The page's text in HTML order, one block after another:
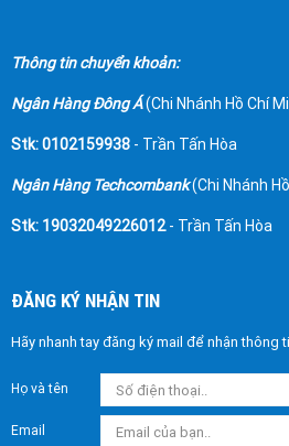
Thông tin chuyển khoản:
Ngân Hàng Đông Á(Chi Nhánh Hồ Chí
Stk: 0102159938 - Trần Tấn Hòa
Ngân Hàng Techcombank(Chi Nhánh
Stk: 19032049226012- Trần Tấn Hòa
ĐĂNG KÝ NHẬN TIN
Hãy nhanh tay đăng ký mail để nhận thông
Họ và tên
Email